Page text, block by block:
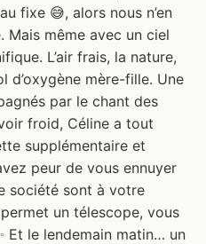
fixe 😅, alors nous n’en
Mais même avec un ciel
L’air frais, la nature,
d’oxygène mère-fille. Une
par le chant des
froid, Céline a tout
supplémentaire et
peur de vous ennuyer
société sont à votre
un télescope, vous
Et le lendemain matin… un